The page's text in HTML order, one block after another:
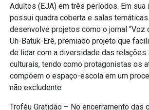
Adultos (EJA) em três períodos. Em sua
possui quadra coberta e salas
desenvolve projetos como o jornal “Voz
Uh-Batuk-Erê, premiado projeto que
de lidar com a diversidade das relações
culturais, tendo como protagonistas os
compõem o espaço-escola em um
não excludente.
Troféu Gratidão – No encerramento das